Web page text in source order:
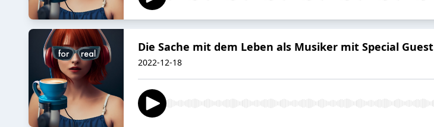
Die Sache mit dem Leben als Musiker mit Special Guest
2022-12-18